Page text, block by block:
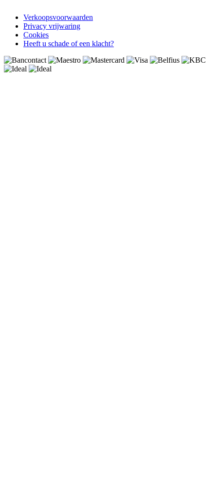
Verkoopsvoorwaarden
Privacy vrijwaring
Cookies
Heeft u schade of een klacht?